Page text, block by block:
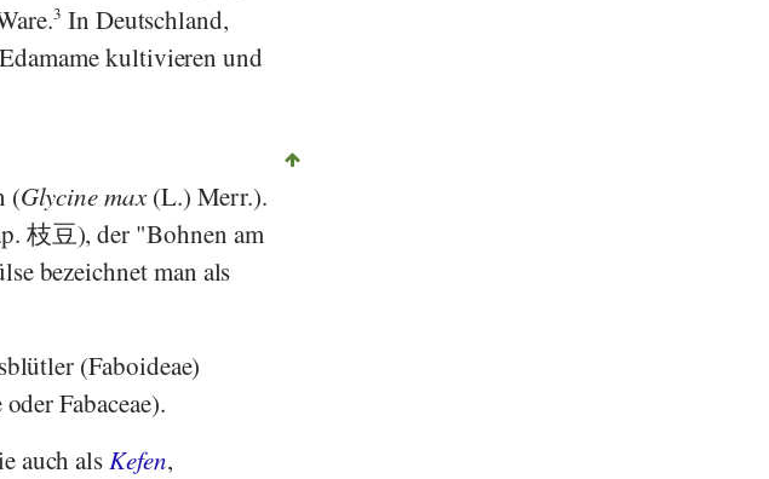
3 In Deutschland,
kultivieren und
(Glycine max(L.) Merr.).
枝豆), der "Bohnen am
bezeichnet man als
(Faboideae)
Fabaceae).
auch alsKefen,